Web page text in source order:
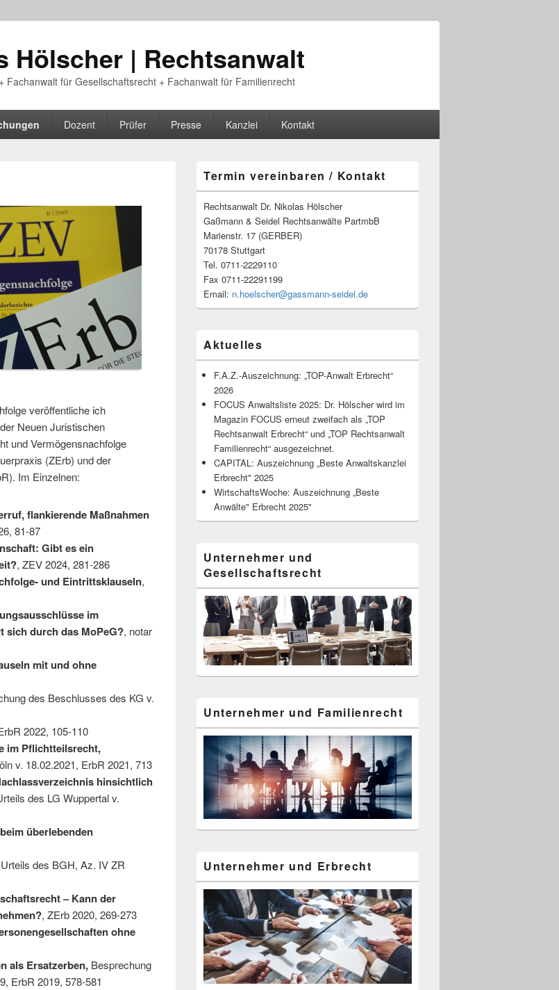
Hölscher | Rechtsanwalt
Fachanwalt für Gesellschaftsrecht + Fachanwalt für Familienrecht
Dozent Prüfer Presse Kanzlei Kontakt
veröffentliche ich
Neuen Juristischen
und Vermögensnachfolge
(ZErb) und der
Im Einzelnen:
flankierende Maßnahmen
81-87
Gibt es ein
, ZEV 2024, 281-286
und Eintrittsklauseln,
im
sich durch das MoPeG?, notar
mit und ohne
des Beschlusses des KG v.
2022, 105-110
im Pflichtteilsrecht,
v. 18.02.2021, ErbR 2021, 713
hinsichtlich
des LG Wuppertal v.
überlebenden
des BGH, Az. IV ZR
– Kann der
, ZErb 2020, 269-273
ohne
als Ersatzerben, Besprechung
ErbR 2019, 578-581
Sidebar
Widget
Area
Termin vereinbaren / Kontakt
Rechtsanwalt Dr. Nikolas Hölscher
Gaßmann & Seidel Rechtsanwälte PartmbB
Marienstr. 17 (GERBER)
70178 Stuttgart
Tel. 0711-2229110
Fax 0711-22291199
Email: n.hoelscher@gassmann-seidel.de
Aktuelles
F.A.Z.-Auszeichnung: „TOP-Anwalt Erbrecht“
2026
FOCUS Anwaltsliste 2025: Dr. Hölscher wird im
Magazin FOCUS erneut zweifach als „TOP
Rechtsanwalt Erbrecht“ und „TOP Rechtsanwalt
Familienrecht“ ausgezeichnet.
CAPITAL: Auszeichnung „Beste Anwaltskanzlei
Erbrecht" 2025
WirtschaftsWoche: Auszeichnung „Beste
Anwälte" Erbrecht 2025"
Unternehmer und
Gesellschaftsrecht
Unternehmer und Familienrecht
Unternehmer und Erbrecht